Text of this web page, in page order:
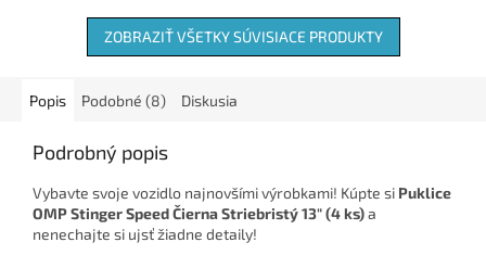
ZOBRAZIŤ VŠETKY SÚVISIACE PRODUKTY
Popis Podobné (8) Diskusia
Podrobný popis
Vybavte svoje vozidlo najnovšími výrobkami! Kúpte si Puklice
OMP Stinger Speed Čierna Striebristý 13" (4 ks)a
nenechajte si ujsť žiadne detaily!